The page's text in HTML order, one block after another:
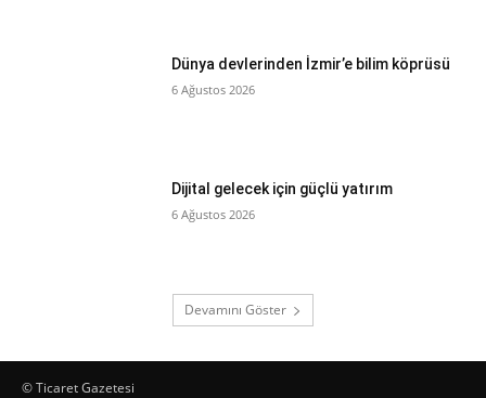
Dünya devlerinden İzmir’e bilim köprüsü
6 Ağustos 2026
Dijital gelecek için güçlü yatırım
6 Ağustos 2026
Devamını Göster
© Ticaret Gazetesi